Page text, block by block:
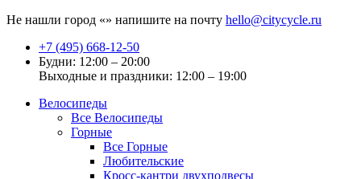
Не нашли город «» напишите на почту hello@citycycle.ru
+7 (495) 668-12-50
Будни: 12:00 – 20:00
Выходные и праздники: 12:00 – 19:00
Велосипеды
Все Велосипеды
Горные
Все Горные
Любительские
Кросс-кантри двухподвесы